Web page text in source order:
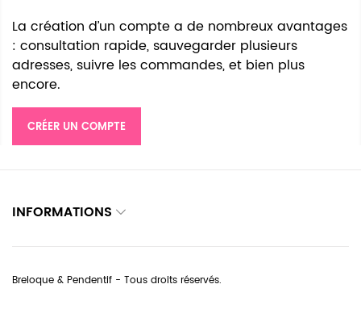
La création d’un compte a de nombreux avantages
: consultation rapide, sauvegarder plusieurs
adresses, suivre les commandes, et bien plus
encore.
CRÉER UN COMPTE
INFORMATIONS
Breloque & Pendentif - Tous droits réservés.